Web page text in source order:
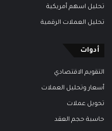
تحليل اسهم أمريكية
تحليل العملات الرقمية
أدوات
التقويم الاقتصادي
أسعار وتحليل العملات
تحويل عملات
حاسبة حجم العقد